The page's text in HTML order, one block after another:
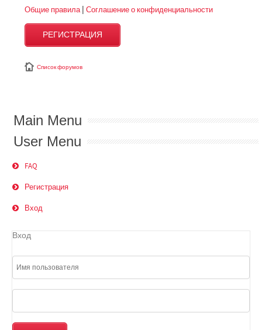
Общие правила| Соглашение о конфиденциальности
РЕГИСТРАЦИЯ
Список форумов
Main Menu
User Menu
FAQ
Регистрация
Вход
Вход